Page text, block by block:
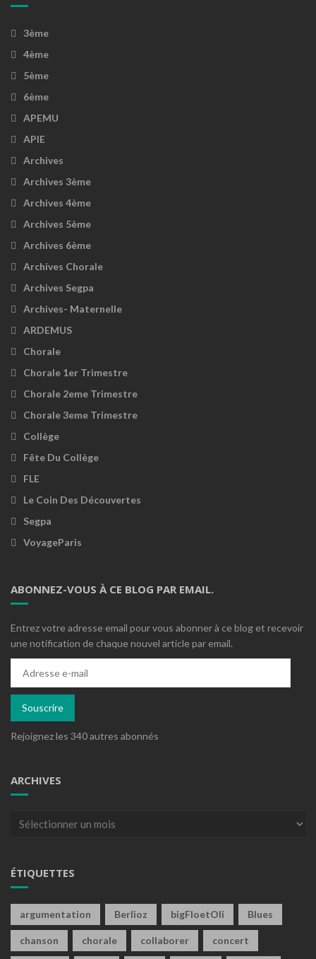
3ème
4ème
5ème
6ème
APEMU
APIE
Archives
Archives 3ème
Archives 4ème
Archives 5ème
Archives 6ème
Archives Chorale
Archives Segpa
Archives- Maternelle
ARDEMUS
Chorale
Chorale 1er Trimestre
Chorale 2eme Trimestre
Chorale 3eme Trimestre
Collège
Fête Du Collège
FLE
Le Coin Des Découvertes
Segpa
VoyageParis
ABONNEZ-VOUS À CE BLOG PAR EMAIL.
Entrez votre adresse email pour vous abonner à ce blog et recevoir
une notification de chaque nouvel article par email.
mail
Souscrire
Rejoignez les 340 autres abonnés
ARCHIVES
Archives
ÉTIQUETTES
argumentation Berlioz bigFloetOli Blues
chanson chorale collaborer concert